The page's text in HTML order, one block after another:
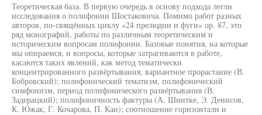
Теоретическая база. В первую очередь в основу подхода легли
исследования о полифонии Шостаковича. Помимо работ разных
авторов, по-свящённых циклу «24 прелюдии и фуги» ор. 87, это
ряд монографий, работы по различным теоретическим и
историческим вопросам полифонии. Базовые понятия, на которые
мы опираемся, и вопросы, которые затрагиваются в работе,
касаются таких явлений, как метод тематически
концентрированного развёртывания, вариантное прорастание (В.
Бобровский); полифонический тематизм, полифонический
симфонизм, период полифонического развёртывания (В.
Задерацкий); полифоничность фактуры (А. Шнитке, Э. Денисов,
К. Южак, Г. Кочарова, П. Кан); соотношение горизонтали и